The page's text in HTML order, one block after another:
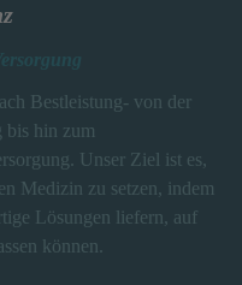
Bestleistung- von der
bis hin zum
Unser Ziel ist es,
Medizin zu setzen, indem
Lösungen liefern, auf
können.